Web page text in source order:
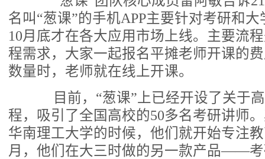
名叫“葱课”的手机APP主要针对考研和
10月底才在各大应用市场上线。主要流
程需求，大家一起报名平摊老师开课的
数量时，老师就在线上开课。
目前，“葱课”上已经开设了关于高
程，吸引了全国高校的50多名考研讲师
华南理工大学的时候，他们就开始专注
月，他们在大三时做的另一款产品——